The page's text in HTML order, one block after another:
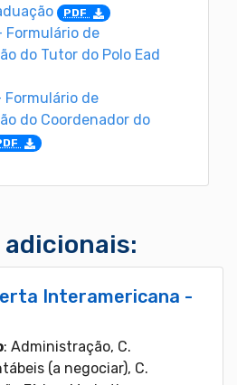
PDF
Formulário de
do Tutor do Polo Ead
Formulário de
do Coordenador do
Interamericana -
: Administração, C.
(a negociar), C.